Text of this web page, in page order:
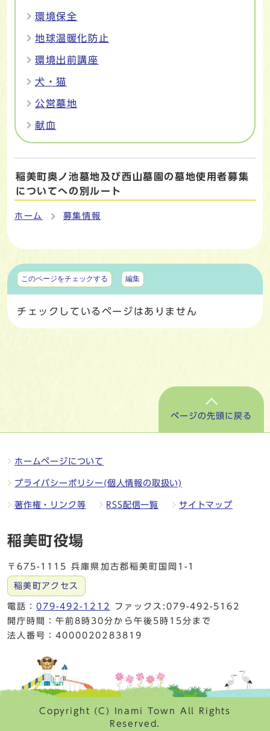
環境保全
地球温暖化防止
環境出前講座
犬・猫
公営墓地
献血
稲美町奥ノ池墓地及び西山墓園の墓地使用者募集
についてへの別ルート
ホーム 募集情報
マイページ
このページをチェックする 編集
チェックしているページはありません
ページの先頭に戻る
ホームページについて
プライバシーポリシー(個人情報の取扱い)
著作権・リンク等 RSS配信一覧 サイトマップ
稲美町役場
〒675-1115 兵庫県加古郡稲美町国岡1-1
稲美町アクセス
電話：079-492-1212
ファックス:079-492-5162
開庁時間：午前8時30分から午後5時15分まで
法人番号：4000020283819
Copyright (C) Inami Town All Rights
Reserved.